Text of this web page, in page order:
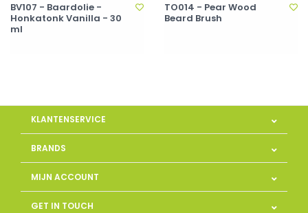
BV107 - Baardolie -
Honkatonk Vanilla - 30
ml
TO014 - Pear Wood
Beard Brush
KLANTENSERVICE
BRANDS
MIJN ACCOUNT
GET IN TOUCH